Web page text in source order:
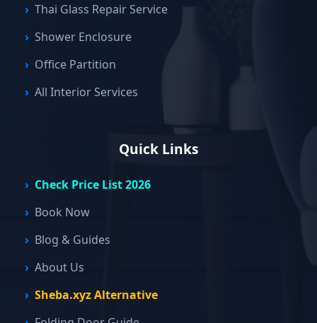
Thai Glass Repair Service
Shower Enclosure
Office Partition
All Interior Services
Quick Links
Check Price List 2026
Book Now
Blog & Guides
About Us
Sheba.xyz Alternative